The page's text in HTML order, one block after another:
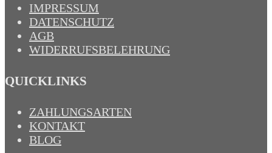
IMPRESSUM
DATENSCHUTZ
AGB
WIDERRUFSBELEHRUNG
QUICKLINKS
ZAHLUNGSARTEN
KONTAKT
BLOG